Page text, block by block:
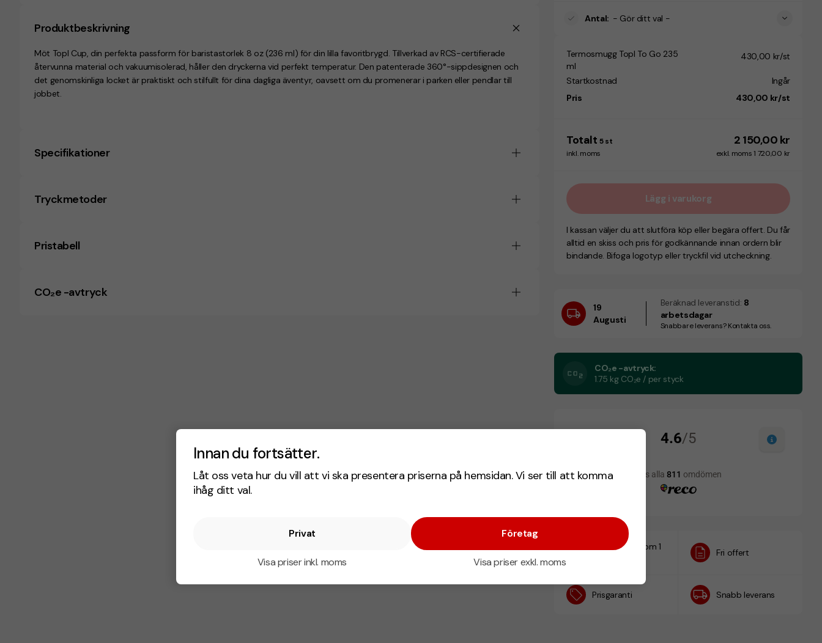
Innan du fortsätter.
Låt oss veta hur du vill att vi ska presentera priserna på hemsidan. Vi ser till att komma
ihåg ditt val.
Privat
Visa priser inkl. moms
Företag
Visa priser exkl. moms
Produktbeskrivning
Möt Topl Cup, din perfekta passform för baristastorlek 8 oz (236 ml) för din lilla favoritbrygd. Tillverkad av RCS-certifierade
återvunna material och vakuumisolerad, håller den dryckerna vid perfekt temperatur. Den patenterade 360°-sippdesignen och
det genomskinliga locket är praktiskt och stilfullt för dina dagliga äventyr, oavsett om du promenerar i parken eller pendlar till
jobbet.
Specifikationer
Tryckmetoder
Pristabell
CO₂e -avtryck
Antal: - Gör ditt val -
Termosmugg Topl To Go 235
ml
430,00 kr/st
Startkostnad
Ingår
Pris
430,00 kr/st
Totalt 5 st 2 150,00 kr
inkl. moms exkl. moms 1 720,00 kr
Lägg i varukorg
I kassan väljer du att slutföra köp eller begära offert. Du får
alltid en skiss och pris för godkännande innan ordern blir
bindande. Bifoga logotyp eller tryckfil vid utcheckning.
19
Augusti
Beräknad leveranstid: 8
arbetsdagar
Snabbare leverans? Kontakta oss.
CO₂e -avtryck:
1.75 kg CO₂e / per styck
Designskiss inom 1
Fri offert
Prisgaranti Snabb leverans